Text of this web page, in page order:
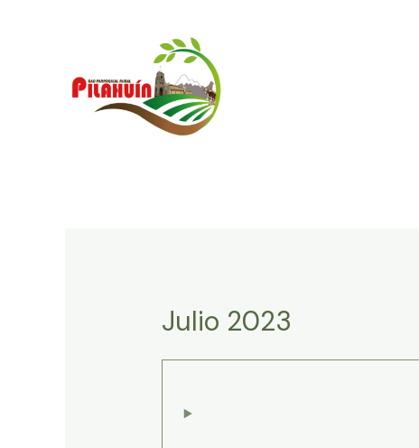
Julio 2023